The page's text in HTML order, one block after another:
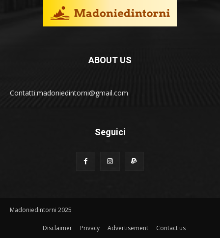
ABOUT US
Contatti:madoniedintorni@gmail.com
Seguici
Madoniedintorni 2025
Disclaimer Privacy Advertisement Contact us